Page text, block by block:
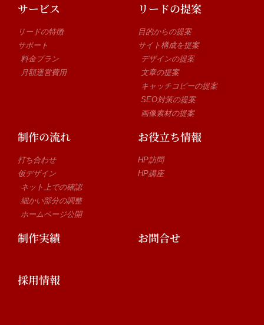
サービス
リードの特徴
サポート
料金プラン
月額運営費用
リードの提案
目的からの提案
サイト構成を提案
デザインの提案
文章の提案
キャッチコピーの提案
SEO対策の提案
画像素材の提案
制作の流れ
打ち合わせ
仮デザイン
ネット上での確認
細かい部分の調整
ホームページ公開
お役立ち情報
HP訪問
HP講座
制作実績 お問合せ
採用情報